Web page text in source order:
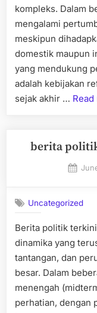
kompleks. Dalam
mengalami
meskipun
domestik maupun
yang mendukung
adalah kebijakan
sejak akhir …
berita
Uncategorized
Berita politik
dinamika yang
tantangan, dan
besar. Dalam
menengah
perhatian, dengan